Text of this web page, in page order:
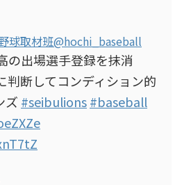
球取材班@hochi_baseball
の出場選手登録を抹消
判断してコンディション的
ズ #seibulions#baseball